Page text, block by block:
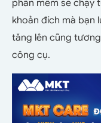
phần mềm sẽ chạy
khoản đích mà bạn
tăng lên cũng
công cụ.